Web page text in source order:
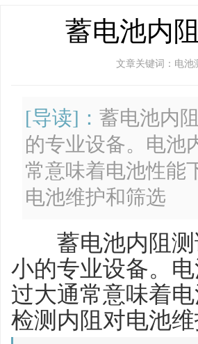
蓄电池内
文章关键词：电池
[导读]： 蓄电池内
的专业设备。电池
常意味着电池性能
电池维护和筛选
蓄电池内阻测
小的专业设备。
过大通常意味着
检测内阻对电池